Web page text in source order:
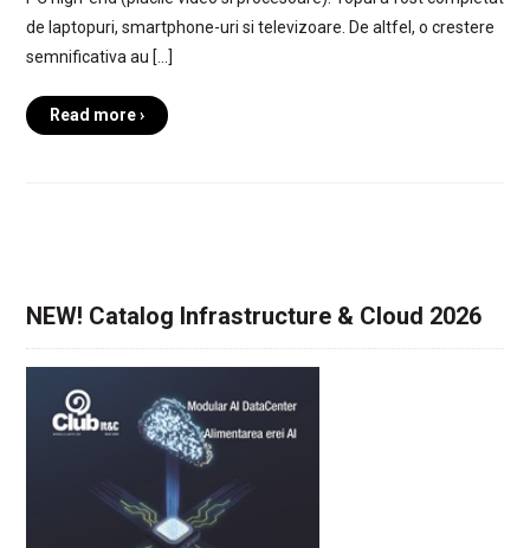
de laptopuri, smartphone-uri si televizoare. De altfel, o crestere
semnificativa au […]
Read more ›
NEW! Catalog Infrastructure & Cloud 2026